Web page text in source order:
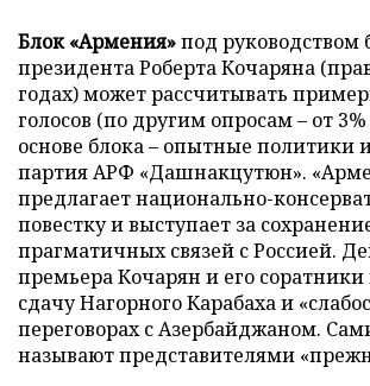
Блок «Армения»под руководством
президента Роберта Кочаряна
годах) может рассчитывать
голосов (по другим опросам – от 3%
основе блока – опытные политики
партия АРФ «Дашнакцутюн».
предлагает национально-
повестку и выступает за
прагматичных связей с Россией.
премьера Кочарян и его
сдачу Нагорного Карабаха и
переговорах с Азербайджаном.
называют представителями